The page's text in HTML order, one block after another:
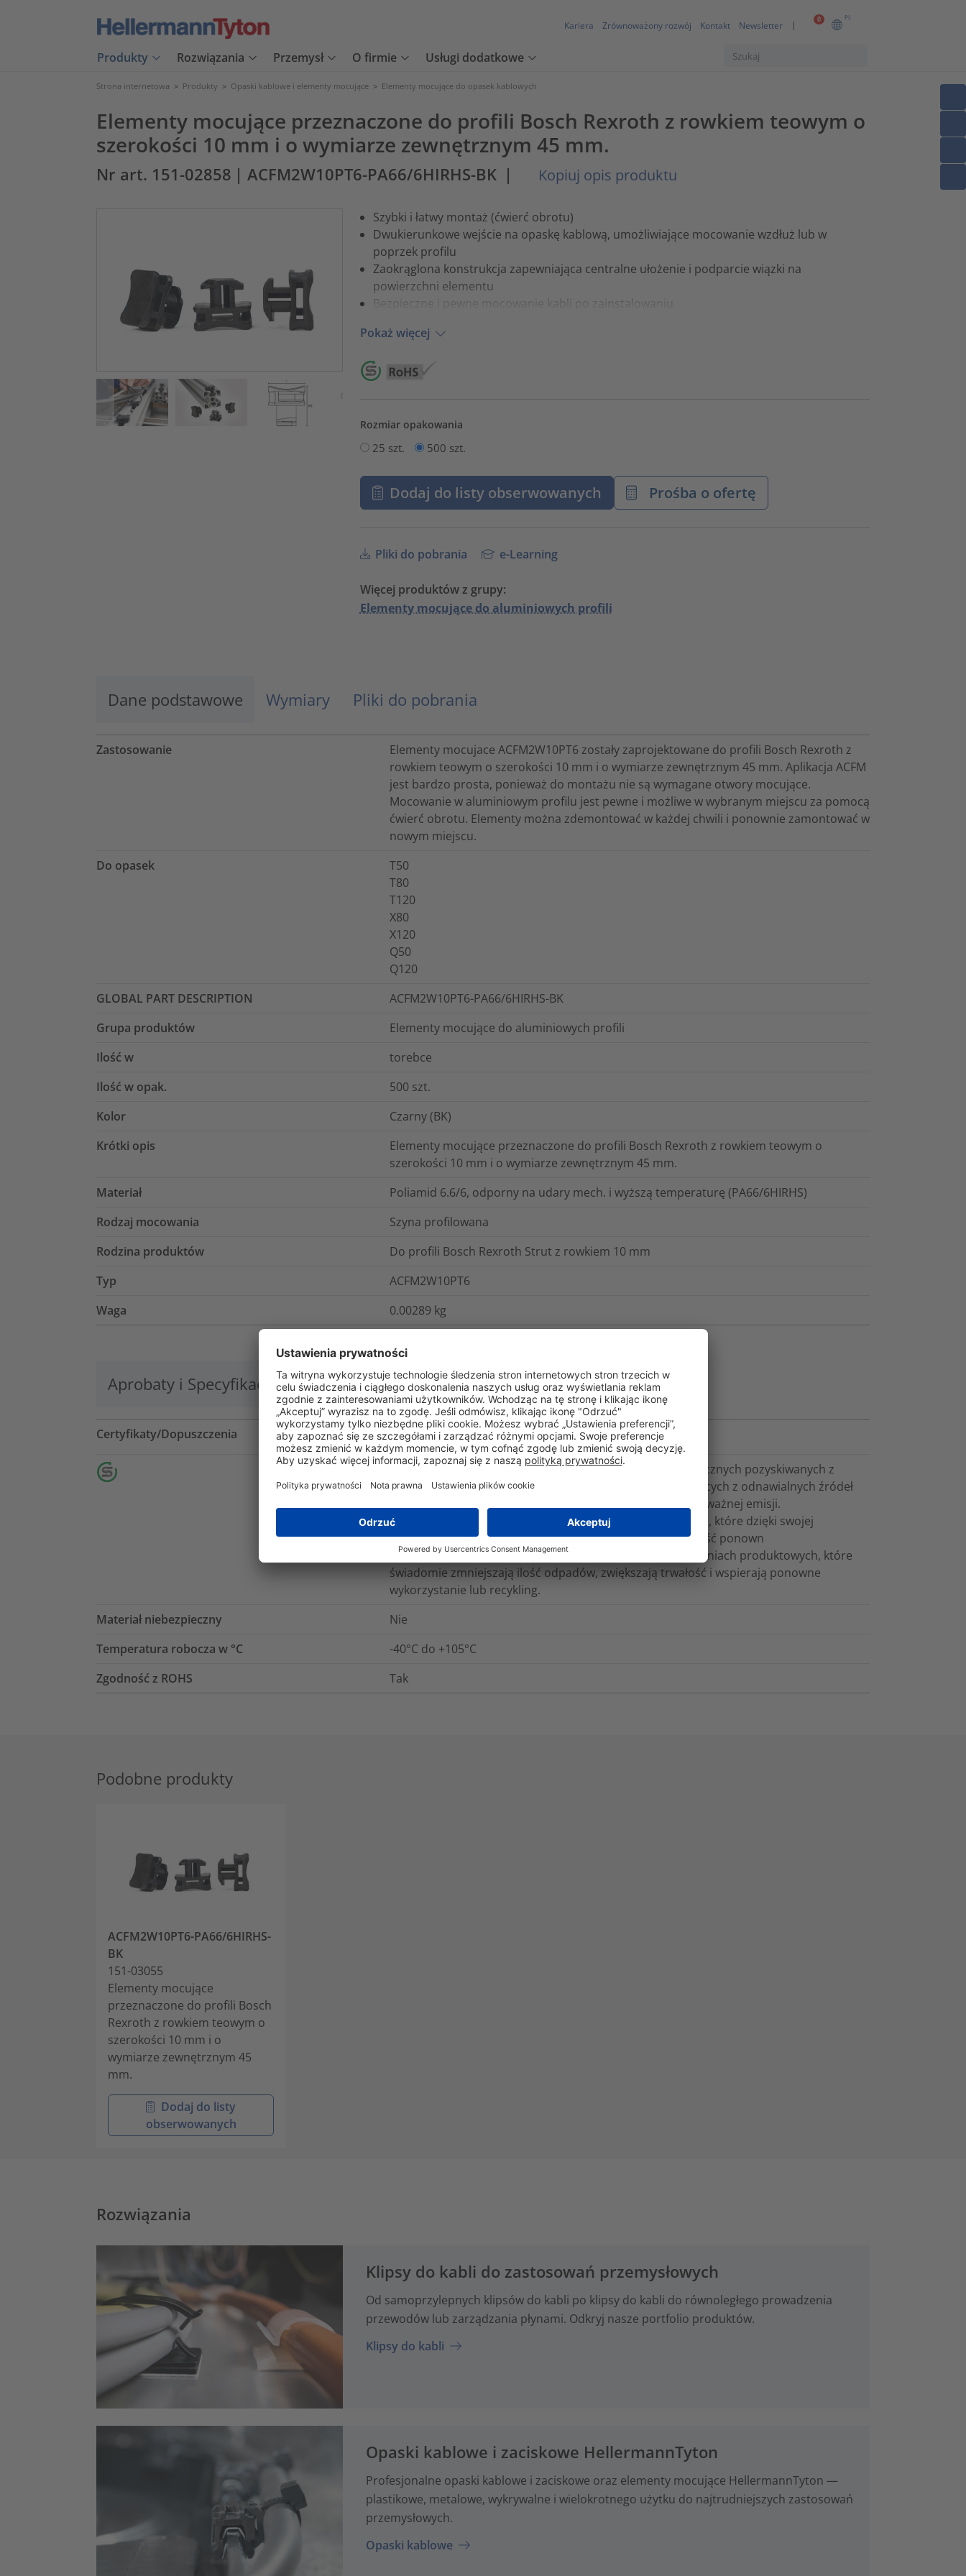
0 PL
Kariera Zrównoważony rozwój Kontakt Newsletter
Produkty Rozwiązania Przemysł O firmie Usługi dodatkowe
Strona internetowa > Produkty > Opaski kablowe i elementy mocujące > Elementy mocujące do opasek kablowych
Elementy mocujące przeznaczone do profili Bosch Rexroth z rowkiem teowym o
szerokości 10 mm i o wymiarze zewnętrznym 45 mm.
Nr art. 151-02858 | ACFM2W10PT6-PA66/6HIRHS-BK | Kopiuj opis produktu
Szybki i łatwy montaż (ćwierć obrotu)
Dwukierunkowe wejście na opaskę kablową, umożliwiające mocowanie wzdłuż lub w
poprzek profilu
Zaokrąglona konstrukcja zapewniająca centralne ułożenie i podparcie wiązki na
powierzchni elementu
Bezpieczne i pewne mocowanie kabli po zainstalowaniu
Pokaż więcej
Rozmiar opakowania
25 szt. 500 szt.
Dodaj do listy obserwowanych Prośba o ofertę
Pliki do pobrania e-Learning
Więcej produktów z grupy:
Elementy mocujące do aluminiowych profili
Dane podstawowe Wymiary Pliki do pobrania
Zastosowanie
Elementy mocujace ACFM2W10PT6 zostały zaprojektowane do profili Bosch Rexroth z
rowkiem teowym o szerokości 10 mm i o wymiarze zewnętrznym 45 mm. Aplikacja ACFM
jest bardzo prosta, ponieważ do montażu nie są wymagane otwory mocujące.
Mocowanie w aluminiowym profilu jest pewne i możliwe w wybranym miejscu za pomocą
ćwierć obrotu. Elementy można zdemontować w każdej chwili i ponownie zamontować w
nowym miejscu.
Do opasek
T50
T80
T120
X80
X120
Q50
Q120
GLOBAL PART DESCRIPTION
ACFM2W10PT6-PA66/6HIRHS-BK
Grupa produktów
Elementy mocujące do aluminiowych profili
Ilość w
torebce
Ilość w opak.
500 szt.
Kolor
Czarny (BK)
Krótki opis
Elementy mocujące przeznaczone do profili Bosch Rexroth z rowkiem teowym o
szerokości 10 mm i o wymiarze zewnętrznym 45 mm.
Materiał
Poliamid 6.6/6, odporny na udary mech. i wyższą temperaturę (PA66/6HIRHS)
Rodzaj mocowania
Szyna profilowana
Rodzina produktów
Do profili Bosch Rexroth Strut z rowkiem 10 mm
Typ
ACFM2W10PT6
Waga
0.00289 kg
Aprobaty i Specyfikacje Logistyka i opakowania Więcej informacji
Certyfikaty/Dopuszczenia
Produkty z kategorii Source są wytwarzane z tworzyw sztucznych pozyskiwanych z
recyklingu odpadów lub ze środowisk morskich, pochodzących z odnawialnych źródeł
roślinnych lub wykorzystujących materiały o niższej równoważnej emisji.
HellermannTyton oferuje również rozwiązania produktowe, które dzięki swojej
konstrukcji zmniejszają ilość odpadów i wspierają możliwość ponown
Zrównoważone projektowanie koncentruje się na rozwiązaniach produktowych, które
świadomie zmniejszają ilość odpadów, zwiększają trwałość i wspierają ponowne
wykorzystanie lub recykling.
Materiał niebezpieczny
Nie
Temperatura robocza w °C
-40°C do +105°C
Zgodność z ROHS
Tak
Podobne produkty
ACFM2W10PT6-PA66/6HIRHS-
BK
151-03055
Elementy mocujące
przeznaczone do profili Bosch
Rexroth z rowkiem teowym o
szerokości 10 mm i o
wymiarze zewnętrznym 45
mm.
Dodaj do listy
obserwowanych
Rozwiązania
Klipsy do kabli do zastosowań przemysłowych
Od samoprzylepnych klipsów do kabli po klipsy do kabli do równoległego prowadzenia
przewodów lub zarządzania płynami. Odkryj nasze portfolio produktów.
Klipsy do kabli
Opaski kablowe i zaciskowe HellermannTyton
Profesjonalne opaski kablowe i zaciskowe oraz elementy mocujące HellermannTyton —
plastikowe, metalowe, wykrywalne i wielokrotnego użytku do najtrudniejszych zastosowań
przemysłowych.
Opaski kablowe